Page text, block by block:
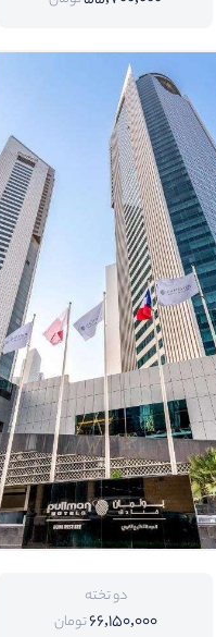
دو تخته
66,150,000تومان